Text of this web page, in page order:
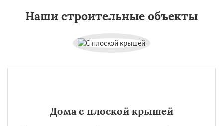
Наши строительные объекты
Дома с плоской крышей